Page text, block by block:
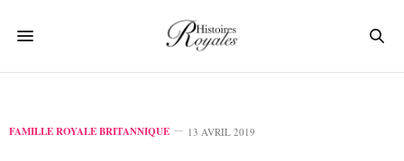
FAMILLE ROYALE BRITANNIQUE 13 AVRIL 2019